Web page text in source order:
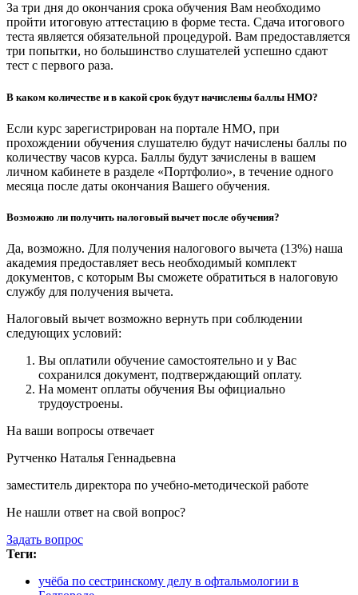
За три дня до окончания срока обучения Вам необходимо
пройти итоговую аттестацию в форме теста. Сдача итогового
теста является обязательной процедурой. Вам предоставляется
три попытки, но большинство слушателей успешно сдают
тест с первого раза.
В каком количестве и в какой срок будут начислены баллы НМО?
Если курс зарегистрирован на портале НМО, при
прохождении обучения слушателю будут начислены баллы по
количеству часов курса. Баллы будут зачислены в вашем
личном кабинете в разделе «Портфолио», в течение одного
месяца после даты окончания Вашего обучения.
Возможно ли получить налоговый вычет после обучения?
Да, возможно. Для получения налогового вычета (13%) наша
академия предоставляет весь необходимый комплект
документов, с которым Вы сможете обратиться в налоговую
службу для получения вычета.
Налоговый вычет возможно вернуть при соблюдении
следующих условий:
Вы оплатили обучение самостоятельно и у Вас
сохранился документ, подтверждающий оплату.
На момент оплаты обучения Вы официально
трудоустроены.
На ваши вопросы отвечает
Рутченко Наталья Геннадьевна
заместитель директора по учебно-методической работе
Не нашли ответ на свой вопрос?
Задать вопрос
Теги:
учёба по сестринскому делу в офтальмологии в